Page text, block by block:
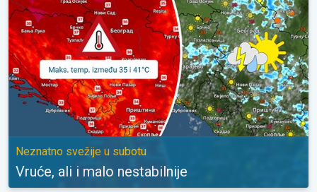
Neznatno svežije u subotu
Vruće, ali i malo nestabilnije